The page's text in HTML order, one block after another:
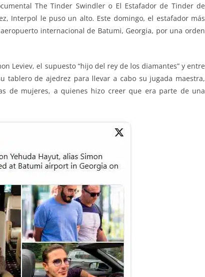
The Tinder Swindler o El Estafador de Tinder de
Interpol le puso un alto. Este domingo, el estafador más
internacional de Batumi, Georgia, por una orden
Leviev, el supuesto “hijo del rey de los diamantes” y entre
tablero de ajedrez para llevar a cabo su jugada maestra,
de mujeres, a quienes hizo creer que era parte de una